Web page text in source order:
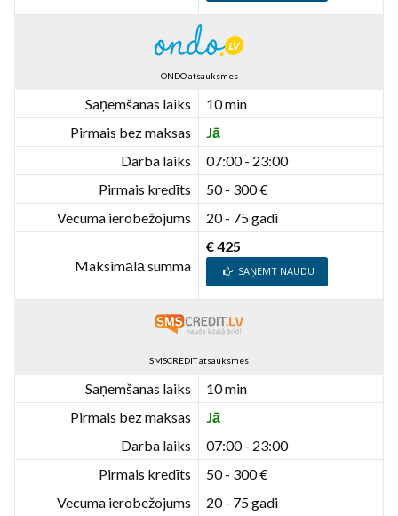
ONDO atsauksmes
Saņemšanas laiks
10 min
Pirmais bez maksas
Jā
Darba laiks
07:00 - 23:00
Pirmais kredīts
50 - 300 €
Vecuma ierobežojums
20 - 75 gadi
Maksimālā summa
€ 425
SAŅEMT NAUDU
SMSCREDIT atsauksmes
Saņemšanas laiks
10 min
Pirmais bez maksas
Jā
Darba laiks
07:00 - 23:00
Pirmais kredīts
50 - 300 €
Vecuma ierobežojums
20 - 75 gadi